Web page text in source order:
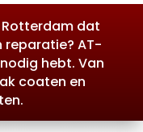
Rotterdam dat
reparatie? AT-
hebt. Van
coaten en